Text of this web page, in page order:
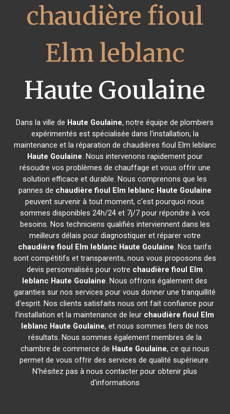
chaudière fioul
Elm leblanc
Haute Goulaine
Dans la ville de Haute Goulaine, notre équipe de plombiers
expérimentés est spécialisée dans l'installation, la
maintenance et la réparation de chaudières fioul Elm leblanc
Haute Goulaine. Nous intervenons rapidement pour
résoudre vos problèmes de chauffage et vous offrir une
solution efficace et durable. Nous comprenons que les
pannes de chaudière fioul Elm leblanc Haute Goulaine
peuvent survenir à tout moment, c'est pourquoi nous
sommes disponibles 24h/24 et 7j/7 pour répondre à vos
besoins. Nos techniciens qualifiés interviennent dans les
meilleurs délais pour diagnostiquer et réparer votre
chaudière fioul Elm leblanc Haute Goulaine. Nos tarifs
sont compétitifs et transparents, nous vous proposons des
devis personnalisés pour votre chaudière fioul Elm
leblanc Haute Goulaine. Nous offrons également des
garanties sur nos services pour vous donner une tranquillité
d'esprit. Nos clients satisfaits nous ont fait confiance pour
l'installation et la maintenance de leur chaudière fioul Elm
leblanc Haute Goulaine, et nous sommes fiers de nos
résultats. Nous sommes également membres de la
chambre de commerce de Haute Goulaine, ce qui nous
permet de vous offrir des services de qualité supérieure.
N'hésitez pas à nous contacter pour obtenir plus
d'informations